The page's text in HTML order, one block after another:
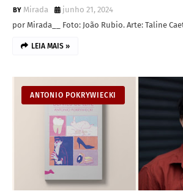
Mirada
junho 21, 2024
por Mirada__ Foto: João Rubio. Arte: Taline
LEIA MAIS »
ANTONIO POKRYWIECKI